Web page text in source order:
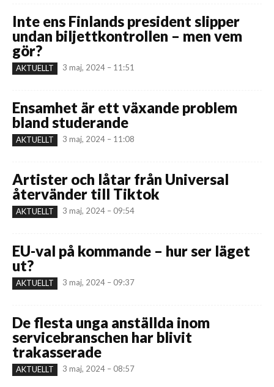
Inte ens Finlands president slipper
undan biljettkontrollen – men vem
gör?
AKTUELLT 3 maj, 2024 – 11:51
Ensamhet är ett växande problem
bland studerande
AKTUELLT 3 maj, 2024 – 11:08
Artister och låtar från Universal
återvänder till Tiktok
AKTUELLT 3 maj, 2024 – 09:54
EU-val på kommande – hur ser läget
ut?
AKTUELLT 3 maj, 2024 – 09:37
De flesta unga anställda inom
servicebranschen har blivit
trakasserade
AKTUELLT 3 maj, 2024 – 08:57